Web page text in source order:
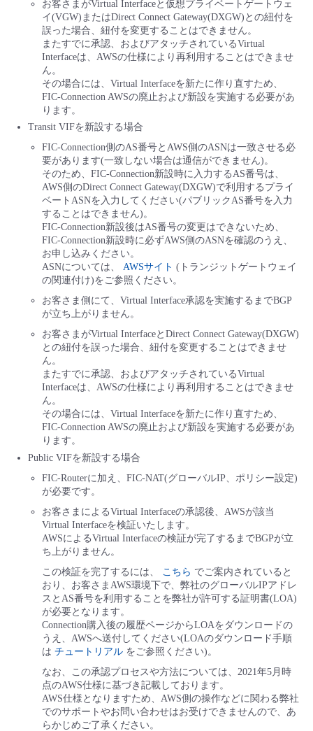
お客さまがVirtual Interfaceと仮想プライベートゲートウェ
イ(VGW)またはDirect Connect Gateway(DXGW)との紐付を
誤った場合、紐付を変更することはできません。
またすでに承認、およびアタッチされているVirtual
Interfaceは、AWSの仕様により再利用することはできませ
ん。
その場合には、Virtual Interfaceを新たに作り直すため、
FIC-Connection AWSの廃止および新設を実施する必要があ
ります。
Transit VIFを新設する場合
FIC-Connection側のAS番号とAWS側のASNは一致させる必
要があります(一致しない場合は通信ができません)。
そのため、FIC-Connection新設時に入力するAS番号は、
AWS側のDirect Connect Gateway(DXGW)で利用するプライ
ベートASNを入力してください(パブリックAS番号を入力
することはできません)。
FIC-Connection新設後はAS番号の変更はできないため、
FIC-Connection新設時に必ずAWS側のASNを確認のうえ、
お申し込みください。
ASNについては、 AWSサイト (トランジットゲートウェイ
の関連付け)をご参照ください。
お客さま側にて、Virtual Interface承認を実施するまでBGP
が立ち上がりません。
お客さまがVirtual InterfaceとDirect Connect Gateway(DXGW)
との紐付を誤った場合、紐付を変更することはできませ
ん。
またすでに承認、およびアタッチされているVirtual
Interfaceは、AWSの仕様により再利用することはできませ
ん。
その場合には、Virtual Interfaceを新たに作り直すため、
FIC-Connection AWSの廃止および新設を実施する必要があ
ります。
Public VIFを新設する場合
FIC-Routerに加え、FIC-NAT(グローバルIP、ポリシー設定)
が必要です。
お客さまによるVirtual Interfaceの承認後、AWSが該当
Virtual Interfaceを検証いたします。
AWSによるVirtual Interfaceの検証が完了するまでBGPが立
ち上がりません。
この検証を完了するには、
こちら でご案内されていると
おり、お客さまAWS環境下で、弊社のグローバルIPアドレ
スとAS番号を利用することを弊社が許可する証明書(LOA)
が必要となります。
Connection購入後の履歴ページからLOAをダウンロードの
うえ、AWSへ送付してください(LOAのダウンロード手順
は チュートリアル をご参照ください)。
なお、この承認プロセスや方法については、2021年5月時
点のAWS仕様に基づき記載しております。
AWS仕様となりますため、AWS側の操作などに関わる弊社
でのサポートやお問い合わせはお受けできませんので、あ
らかじめご了承ください。